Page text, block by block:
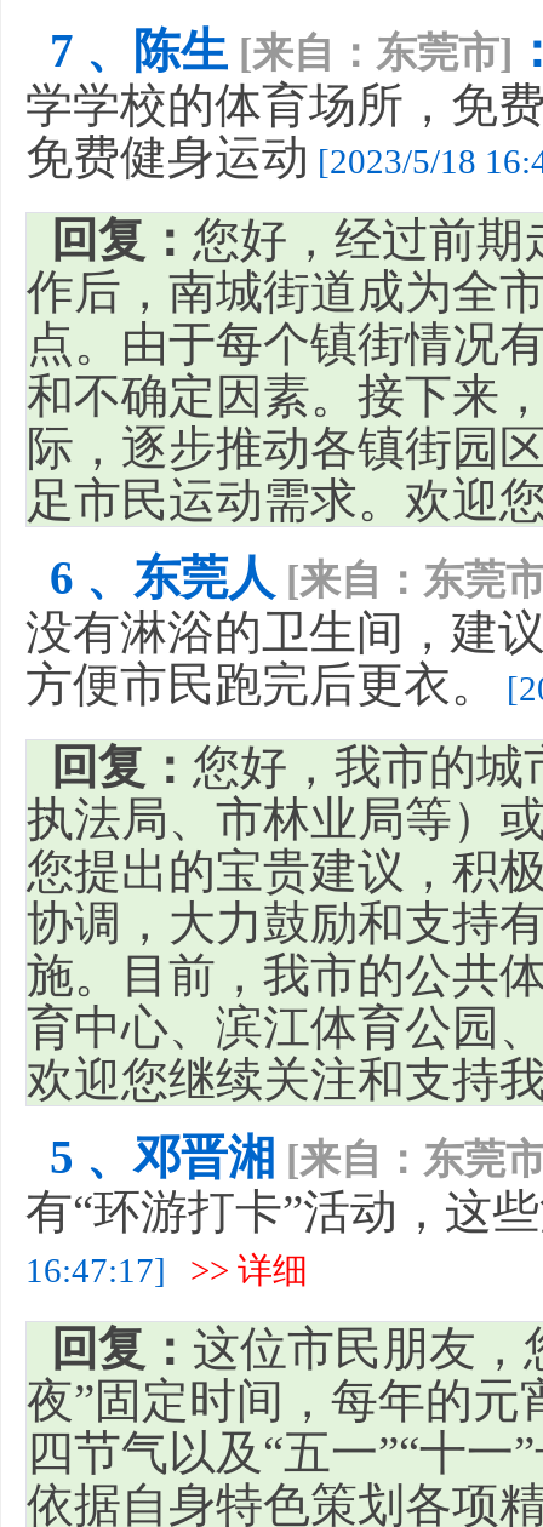
7 、陈生 [来自：东莞市]
学学校的体育场所，免
免费健身运动 [2023/5/18
回复： 您好，经过前期
作后，南城街道成为全
点。由于每个镇街情况
和不确定因素。接下来
际，逐步推动各镇街园
足市民运动需求。欢迎
6 、东莞人 [来自：东莞
没有淋浴的卫生间，建
方便市民跑完后更衣。
回复： 您好，我市的城
执法局、市林业局等）
您提出的宝贵建议，积
协调，大力鼓励和支持
施。目前，我市的公共
育中心、滨江体育公园
欢迎您继续关注和支持
5 、邓晋湘 [来自：东莞
有“环游打卡”活动，这
16:47:17] >> 详细
回复： 这位市民朋友，
夜”固定时间，每年的
四节气以及“五一”“十
依据自身特色策划各项